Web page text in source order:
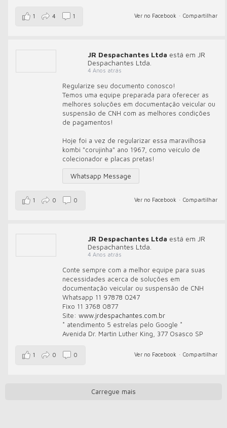
Ver no Facebook · Compartilhar
1 4 1
JR Despachantes Ltda está em JR
Despachantes Ltda.
4 Anos atrás
Regularize seu documento conosco!
Temos uma equipe preparada para oferecer as
melhores soluções em documentação veicular ou
suspensão de CNH com as melhores condições
de pagamentos!
Hoje foi a vez de regularizar essa maravilhosa
kombi "corujinha" ano 1967, como veículo de
colecionador e placas pretas!
Whatsapp Message
Ver no Facebook · Compartilhar
1 0 0
JR Despachantes Ltda está em JR
Despachantes Ltda.
4 Anos atrás
Conte sempre com a melhor equipe para suas
necessidades acerca de soluções em
documentação veicular ou suspensão de CNH
Whatsapp 11 97878 0247
Fixo 11 3768 0877
Site: www.jrdespachantes.com.br
* atendimento 5 estrelas pelo Google *
Avenida Dr. Martin Luther King, 377 Osasco SP
Ver no Facebook · Compartilhar
1 0 0
Carregue mais